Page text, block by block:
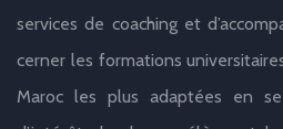
services de coaching et
cerner les formations
Maroc les plus adaptées en